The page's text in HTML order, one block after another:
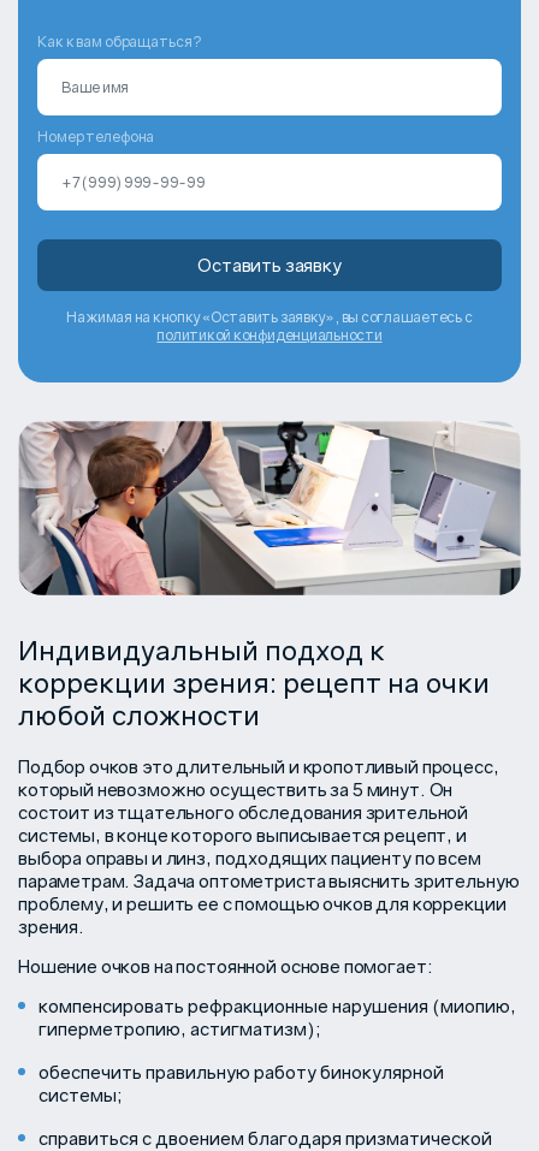
Как к вам обращаться?
Номер телефона
Оставить заявку
Нажимая на кнопку «Оставить заявку», вы соглашаетесь с
политикой конфиденциальности
Индивидуальный подход к
коррекции зрения: рецепт на очки
любой сложности
Подбор очков это длительный и кропотливый процесс,
который невозможно осуществить за 5 минут. Он
состоит из тщательного обследования зрительной
системы, в конце которого выписывается рецепт, и
выбора оправы и линз, подходящих пациенту по всем
параметрам. Задача оптометриста выяснить зрительную
проблему, и решить ее с помощью очков для коррекции
зрения.
Ношение очков на постоянной основе помогает:
компенсировать рефракционные нарушения (миопию,
гиперметропию, астигматизм);
обеспечить правильную работу бинокулярной
системы;
справиться с двоением благодаря призматической